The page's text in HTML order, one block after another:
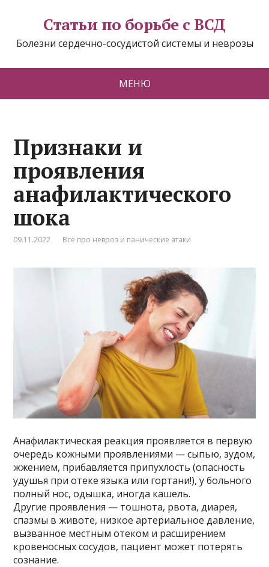
Статьи по борьбе с ВСД
Болезни сердечно-сосудистой системы и неврозы
МЕНЮ
Признаки и
проявления
анафилактического
шока
09.11.2022 Все про невроз и панические атаки
Анафилактическая реакция проявляется в первую
очередь кожными проявлениями — сыпью, зудом,
жжением, прибавляется припухлость (опасность
удушья при отеке языка или гортани!), у больного
полный нос, одышка, иногда кашель.
Другие проявления — тошнота, рвота, диарея,
спазмы в животе, низкое артериальное давление,
вызванное местным отеком и расширением
кровеносных сосудов, пациент может потерять
сознание.